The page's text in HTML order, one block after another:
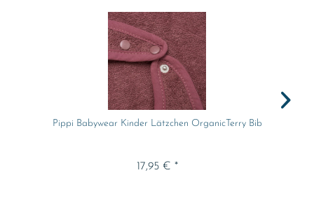
Pippi Babywear Kinder Lätzchen OrganicTerry Bib
17,95 € *